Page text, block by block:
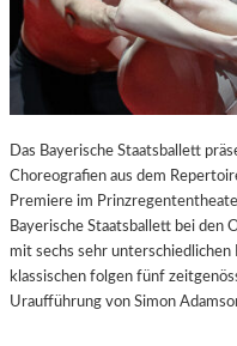
Das Bayerische Staatsballett
Choreografien aus dem
Premiere im
Bayerische Staatsballett bei den
mit sechs sehr
klassischen folgen fünf
Uraufführung von Simon